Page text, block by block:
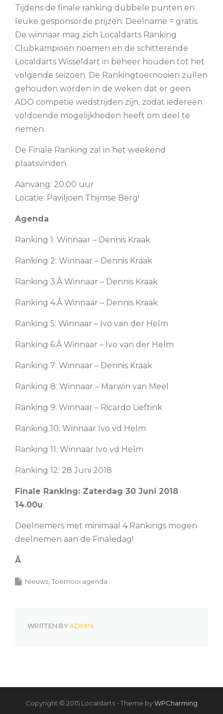
Tijdens de finale ranking dubbele punten en
leuke gesponsorde prijzen. Deelname = gratis.
De winnaar mag zich Localdarts Ranking
Clubkampioen noemen en de schitterende
Localdarts Wisseldart in beheer houden tot het
volgende seizoen. De Rankingtoernooien zullen
gehouden worden in de weken dat er geen
ADO competie wedstrijden zijn, zodat iedereen
voldoende mogelijkheden heeft om deel te
nemen.
De Finale Ranking zal in het weekend
plaatsvinden.
Aanvang: 20.00 uur
Locatie: Paviljoen Thijmse Berg!
Agenda
Ranking 1: Winnaar – Dennis Kraak
Ranking 2: Winnaar – Dennis Kraak
Ranking 3:Â Winnaar – Dennis Kraak
Ranking 4:Â Winnaar – Dennis Kraak
Ranking 5: Winnaar – Ivo van der Helm
Ranking 6:Â Winnaar – Ivo van der Helm
Ranking 7: Winnaar – Dennis Kraak
Ranking 8: Winnaar – Marwin van Meel
Ranking 9: Winnaar – Ricardo Lieftink
Ranking 10: Winnaar Ivo vd Helm
Ranking 11: Winnaar Ivo vd Helm
Ranking 12: 28 Juni 2018
Finale Ranking: Zaterdag 30 Juni 2018
14.00u
Deelnemers met minimaal 4 Rankings mogen
deelnemen aan de Finaledag!
Â
Nieuws Toernooi agenda
WRITTEN BYADMIN
Copyright © 2015 Localdarts - Theme byWPCharming